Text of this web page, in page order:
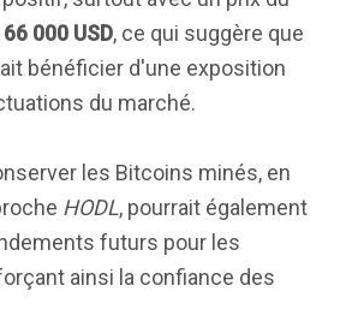
66 000 USD, ce qui suggère que
bénéficier d'une exposition
du marché.
les Bitcoins minés, en
HODL, pourrait également
futurs pour les
ainsi la confiance des